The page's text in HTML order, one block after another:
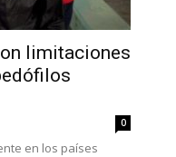
limitaciones
0
en los países